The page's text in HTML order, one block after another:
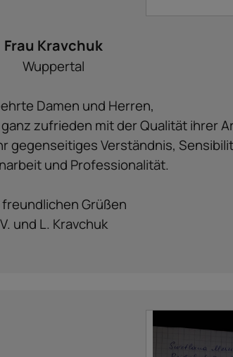
Frau Kravchuk
Wuppertal
Damen und Herren,
zufrieden mit der Qualität ihrer
gegenseitiges Verständnis,
und Professionalität.
Grüßen
V. und L. Kravchuk